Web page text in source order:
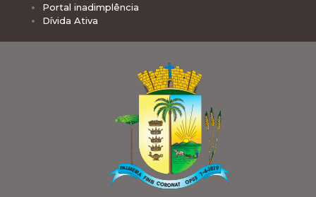
Portal inadimplência
Dívida Ativa